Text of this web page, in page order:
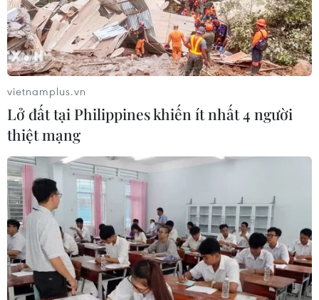
Phát hiện nhiều cơ sở kinh doanh thức ăn
chăn nuôi kém chất lượng
04/09/2017 04:06
Chi cục Quản lý thị trường tỉnh Trà Vinh đã xử phạt các
cơ sở kinh doanh thức ăn chăn nuôi không đảm bảo
chất lượng với tổng số tiền hơn 200 triệu đồng.
vietnamplus.vn
Lở đất tại Philippines khiến ít nhất 4 người
thiệt mạng